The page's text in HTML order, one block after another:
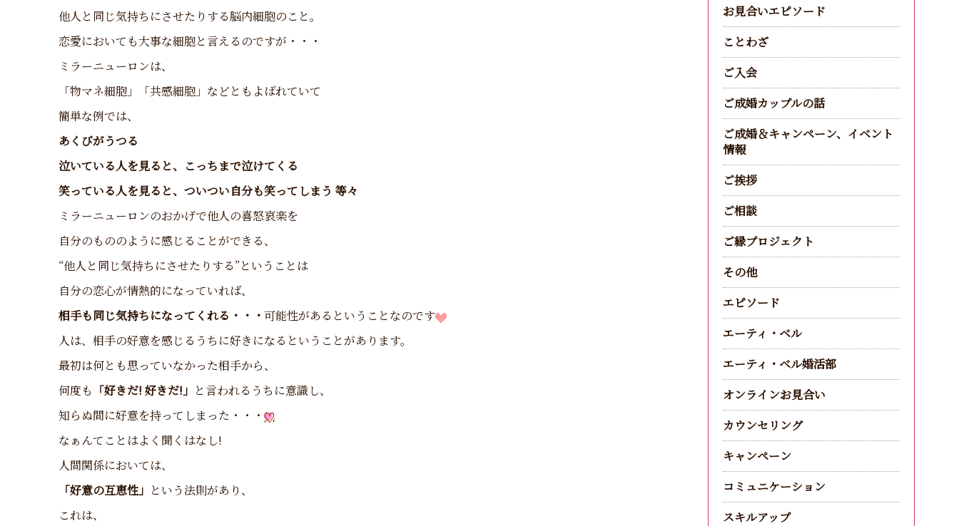
他人と同じ気持ちにさせたりする脳内細胞のこと。
恋愛においても大事な細胞と言えるのですが・・・
ミラーニューロンは、
「物マネ細胞」「共感細胞」などともよばれていて
簡単な例では、
あくびがうつる
泣いている人を見ると、こっちまで泣けてくる
笑っている人を見ると、ついつい自分も笑ってしまう 等々
ミラーニューロンのおかげで他人の喜怒哀楽を
自分のもののように感じることができる、
“他人と同じ気持ちにさせたりする”ということは
自分の恋心が情熱的になっていれば、
相手も同じ気持ちになってくれる・・・ 可能性があるということなのです
人は、相手の好意を感じるうちに好きになるということがあります。
最初は何とも思っていなかった相手から、
何度も 「好きだ! 好きだ!」 と言われるうちに意識し、
知らぬ間に好意を持ってしまった・・・
なぁんてことはよく聞くはなし!
人間関係においては、
「好意の互恵性」 という法則があり、
これは、
お見合いエピソード
ことわざ
ご入会
ご成婚カップルの話
ご成婚＆キャンペーン、イベント
情報
ご挨拶
ご相談
ご縁プロジェクト
その他
エピソード
エーティ・ベル
エーティ・ベル婚活部
オンラインお見合い
カウンセリング
キャンペーン
コミュニケーション
スキルアップ